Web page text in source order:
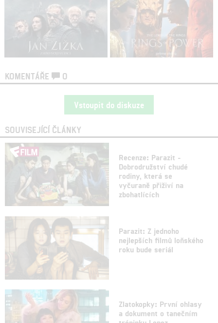
KOMENTÁŘE 0
Vstoupit do diskuze
SOUVISEJÍCÍ ČLÁNKY
Recenze: Parazit -
Dobrodružství chudé
rodiny, která se
vyčuraně přiživí na
zbohatlících
Parazit: Z jednoho
nejlepších filmů loňského
roku bude seriál
Zlatokopky: První ohlasy
a dokument o tanečním